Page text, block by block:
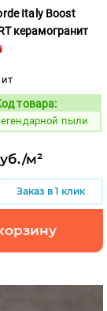
Italy Boost
керамогранит
927326
товара:
пыли
м²
Заказ в 1 клик